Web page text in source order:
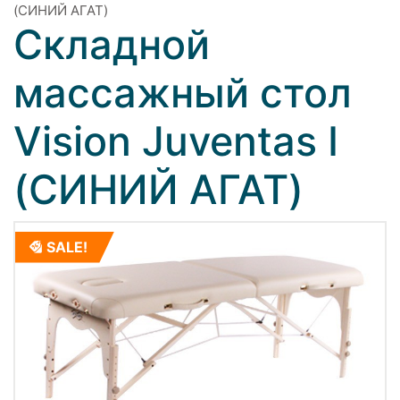
(СИНИЙ АГАТ)
Складной
массажный стол
Vision Juventas I
(СИНИЙ АГАТ)
SALE!